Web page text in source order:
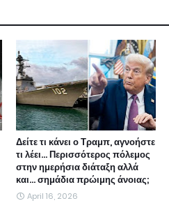
Δείτε τι κάνει ο Τραμπ, αγνοήστε
τι λέει... Περισσότερος πόλεμος
στην ημερήσια διάταξη αλλά
και... σημάδια πρώιμης άνοιας;
April 16, 2026